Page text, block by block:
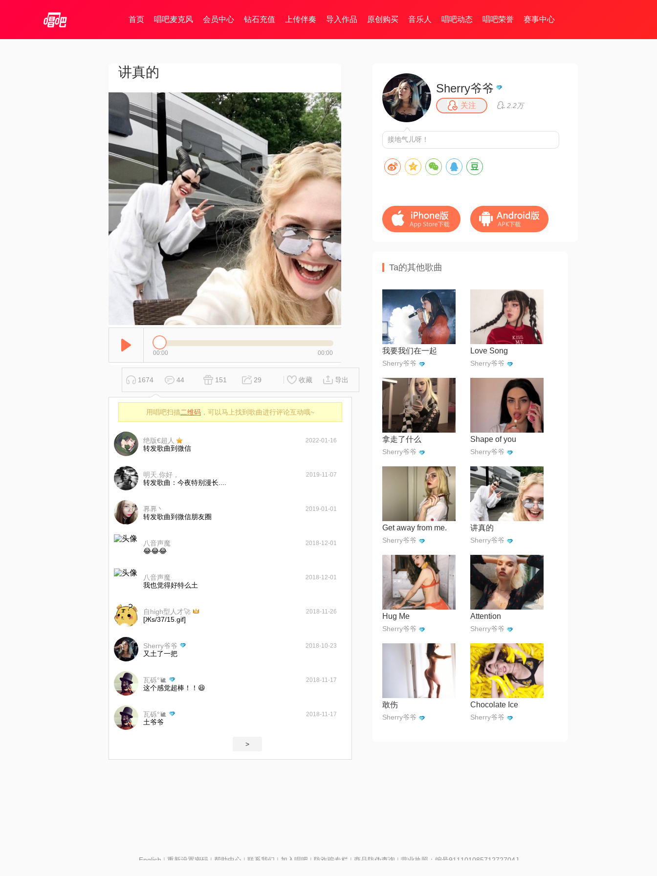
首页 唱吧麦克风 会员中心 钻石充值 上传伴奏 导入作品 原创购买 音乐人 唱吧动态 唱吧荣誉 赛事中心
讲真的
00:00 00:00
1674 44 151 29 收藏 导出
用唱吧扫描二维码 ，可以马上找到歌曲进行评论互动哦~
绝版€超人 2022-01-16
转发歌曲到微信
明天.你好， 2019-11-07
转发歌曲：今夜特别漫长....
奡奡丶 2019-01-01
转发歌曲到微信朋友圈
八音声魔 2018-12-01
😂😂😂
八音声魔 2018-12-01
我也觉得好特么土
自high型人才🚀 2018-11-26
[Жs/37/15.gif]
Sherry爷爷 2018-10-23
又土了一把
瓦砾°🐌 2018-11-17
这个感觉超棒！！😆
瓦砾°🐌 2018-11-17
土爷爷
>
Sherry爷爷
关注 2.2万
接地气儿呀！
Ta的其他歌曲
我要我们在一起
Sherry爷爷
Love Song
Sherry爷爷
拿走了什么
Sherry爷爷
Shape of you
Sherry爷爷
Get away from me.
Sherry爷爷
讲真的
Sherry爷爷
Hug Me
Sherry爷爷
Attention
Sherry爷爷
敢伤
Sherry爷爷
Chocolate Ice
Sherry爷爷
English | 重新设置密码| 帮助中心 | 联系我们 | 加入唱吧 | 防诈骗专栏 | 商品防伪查询 | 营业执照：编号91110108571272704J